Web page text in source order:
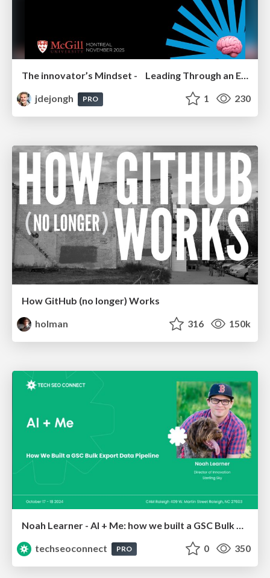
The innovator’s Mindset - Leading Through an Era of Exponential Change - McGill University 2025
jdejongh
PRO 1 230
How GitHub (no longer) Works
holman
316 150k
Noah Learner - AI + Me: how we built a GSC Bulk Export data pipeline
techseoconnect
PRO 0 350